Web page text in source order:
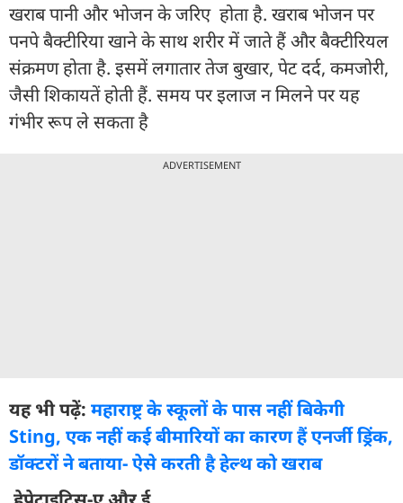
खराब पानी और भोजन के जरिए होता है. खराब भोजन पर
पनपे बैक्टीरिया खाने के साथ शरीर में जाते हैं और बैक्टीरियल
संक्रमण होता है. इसमें लगातार तेज बुखार, पेट दर्द, कमजोरी,
जैसी शिकायतें होती हैं. समय पर इलाज न मिलने पर यह
गंभीर रूप ले सकता है
ADVERTISEMENT
यह भी पढ़ें: महाराष्ट्र के स्कूलों के पास नहीं बिकेगी
Sting, एक नहीं कई बीमारियों का कारण हैं एनर्जी ड्रिंक,
डॉक्टरों ने बताया- ऐसे करती है हेल्थ को खराब